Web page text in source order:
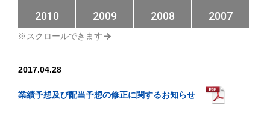
2010
2009 2008 2007
2017.04.28
業績予想及び配当予想の修正に関するお知らせ